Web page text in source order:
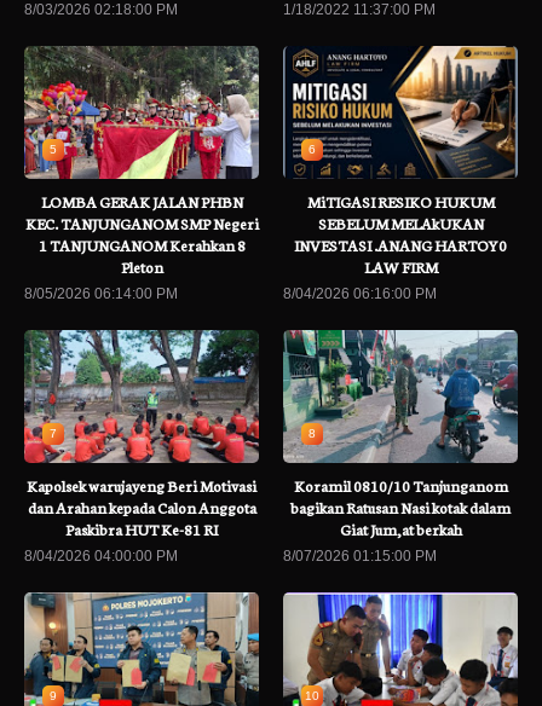
8/03/2026 02:18:00 PM 1/18/2022 11:37:00 PM
5
LOMBA GERAK JALAN PHBN
KEC. TANJUNGANOM SMP Negeri
1 TANJUNGANOM Kerahkan 8
Pleton
8/05/2026 06:14:00 PM
6
MiTIGASI RESIKO HUKUM
SEBELUM MELAkUKAN
INVESTASI .ANANG HARTOY0
LAW FIRM
8/04/2026 06:16:00 PM
7
Kapolsek warujayeng Beri Motivasi
dan Arahan kepada Calon Anggota
Paskibra HUT Ke-81 RI
8/04/2026 04:00:00 PM
8
Koramil 0810/10 Tanjunganom
bagikan Ratusan Nasi kotak dalam
Giat Jum,at berkah
8/07/2026 01:15:00 PM
9 10